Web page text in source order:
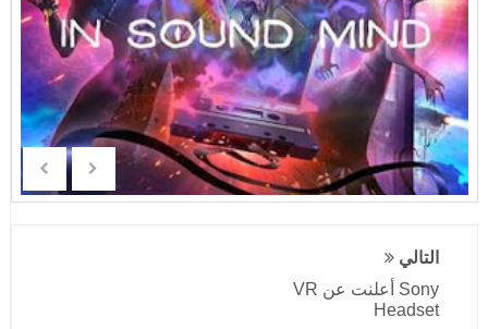
التالي
Sony أعلنت عن VR
Headset